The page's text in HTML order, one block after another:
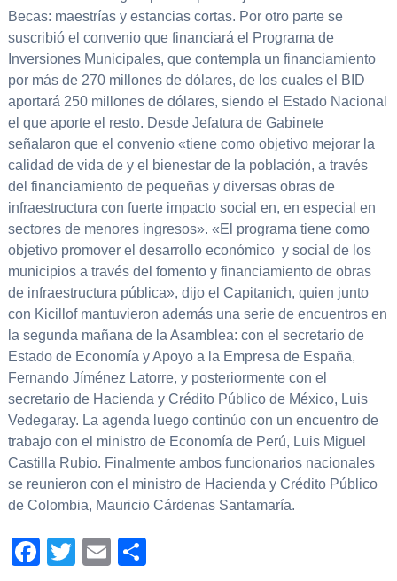
Becas: maestrías y estancias cortas. Por otro parte se
suscribió el convenio que financiará el Programa de
Inversiones Municipales, que contempla un financiamiento
por más de 270 millones de dólares, de los cuales el BID
aportará 250 millones de dólares, siendo el Estado Nacional
el que aporte el resto. Desde Jefatura de Gabinete
señalaron que el convenio «tiene como objetivo mejorar la
calidad de vida de y el bienestar de la población, a través
del financiamiento de pequeñas y diversas obras de
infraestructura con fuerte impacto social en, en especial en
sectores de menores ingresos». «El programa tiene como
objetivo promover el desarrollo económico y social de los
municipios a través del fomento y financiamiento de obras
de infraestructura pública», dijo el Capitanich, quien junto
con Kicillof mantuvieron además una serie de encuentros en
la segunda mañana de la Asamblea: con el secretario de
Estado de Economía y Apoyo a la Empresa de España,
Fernando Jíménez Latorre, y posteriormente con el
secretario de Hacienda y Crédito Público de México, Luis
Vedegaray. La agenda luego continúo con un encuentro de
trabajo con el ministro de Economía de Perú, Luis Miguel
Castilla Rubio. Finalmente ambos funcionarios nacionales
se reunieron con el ministro de Hacienda y Crédito Público
de Colombia, Mauricio Cárdenas Santamaría.
Facebook
TwitterEmail